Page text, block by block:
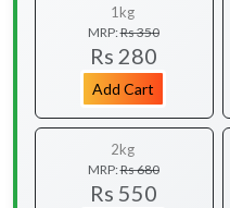
1kg
MRP:Rs 350
Rs 280
Add Cart
2kg
MRP:Rs 680
Rs 550